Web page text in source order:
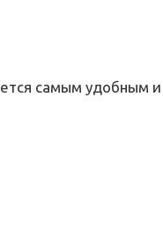
самым удобным